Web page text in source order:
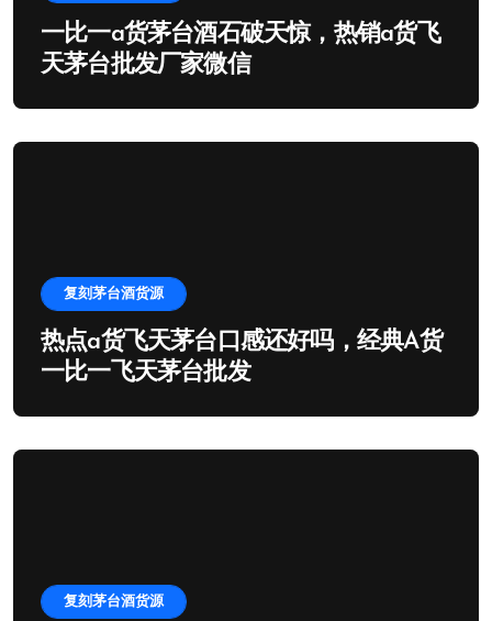
一比一a货茅台酒石破天惊，热销a货飞
天茅台批发厂家微信
复刻茅台酒货源
热点a货飞天茅台口感还好吗，经典A货
一比一飞天茅台批发
复刻茅台酒货源